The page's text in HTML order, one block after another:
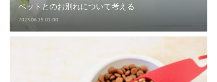
ペットとのお別れについて考える
2023.06.15 01:00